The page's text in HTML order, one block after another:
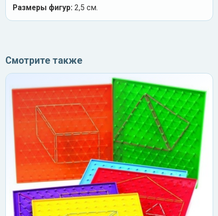
Размеры фигур: 2,5 см.
Смотрите также